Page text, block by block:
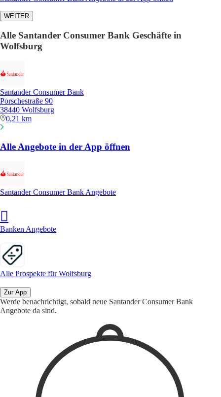
WEITER
Alle Santander Consumer Bank Geschäfte in
Wolfsburg
Santander Consumer Bank
Porschestraße 90
38440 Wolfsburg
0,21 km
Alle Angebote in der App öffnen
Santander Consumer Bank Angebote
Banken Angebote
Alle Prospekte für Wolfsburg
Zur App
Werde benachrichtigt, sobald neue Santander Consumer Bank
Angebote da sind.